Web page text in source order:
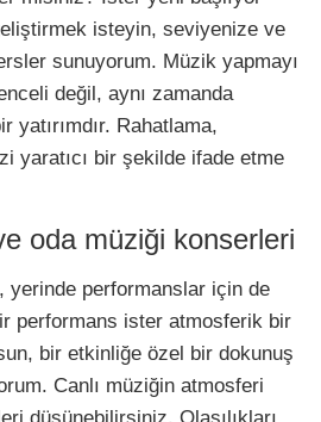
isteyin, seviyenize ve
sunuyorum. Müzik yapmayı
değil, aynı zamanda
yatırımdır. Rahatlama,
yaratıcı bir şekilde ifade etme
oda müziği konserleri
yerinde performanslar için de
performans ister atmosferik bir
bir etkinliğe özel bir dokunuş
Canlı müziğin atmosferi